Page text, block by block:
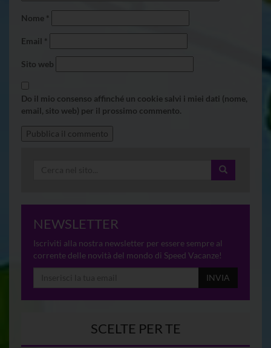
Nome *
Email *
Sito web
Do il mio consenso affinché un cookie salvi i miei dati (nome,
email, sito web) per il prossimo commento.
NEWSLETTER
Iscriviti alla nostra newsletter per essere sempre al
corrente delle novità del mondo di Speed Vacanze!
INVIA
SCELTE PER TE